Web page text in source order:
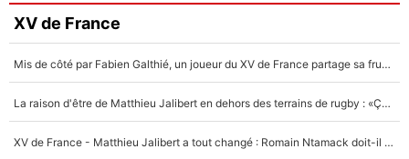
XV de France
Mis de côté par Fabien Galthié, un joueur du XV de France partage sa frustration : «ils ne me l’ont pas dit tout de suite»
La raison d'être de Matthieu Jalibert en dehors des terrains de rugby : «Ça m'atteint autant que si tu touches à un membre de ma famille»
XV de France - Matthieu Jalibert a tout changé : Romain Ntamack doit-il s’inquiéter pour sa place à un an de la Coupe du monde ?